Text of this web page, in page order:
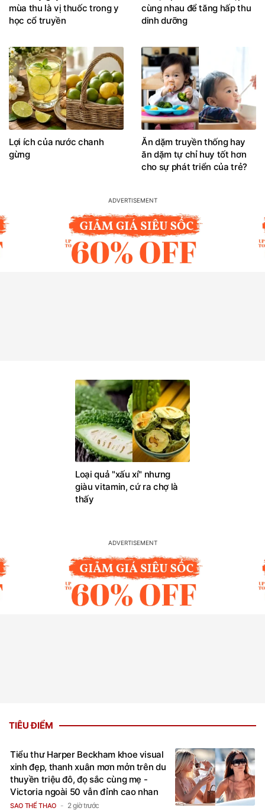
mùa thu là vị thuốc trong y
học cổ truyền
cùng nhau để tăng hấp thu
dinh dưỡng
Lợi ích của nước chanh
gừng
Ăn dặm truyền thống hay
ăn dặm tự chỉ huy tốt hơn
cho sự phát triển của trẻ?
Loại quả "xấu xí" nhưng
giàu vitamin, cứ ra chợ là
thấy
TIÊU ĐIỂM
Tiểu thư Harper Beckham khoe visual
xinh đẹp, thanh xuân mơn mởn trên du
thuyền triệu đô, đọ sắc cùng mẹ -
Victoria ngoài 50 vẫn đỉnh cao nhan
sắc
SAO THỂ THAO 2 giờ trước